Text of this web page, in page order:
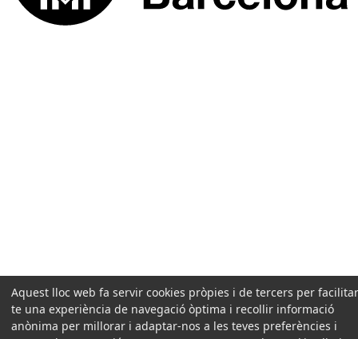
Aquest lloc web fa servir cookies pròpies i de tercers per
te una experiència de navegació òptima i recollir informació
anònima per millorar i adaptar-nos a les teves preferències i